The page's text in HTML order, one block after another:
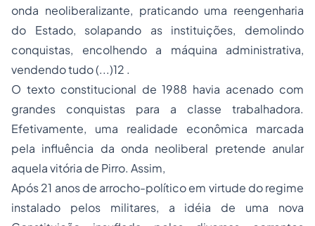
onda neoliberalizante, praticando uma reengenharia
do Estado, solapando as instituições, demolindo
conquistas, encolhendo a máquina administrativa,
vendendo tudo (...)12 .
O texto constitucional de 1988 havia acenado com
grandes conquistas para a classe trabalhadora.
Efetivamente, uma realidade econômica marcada
pela influência da onda neoliberal pretende anular
aquelavitória de Pirro. Assim,
Após 21 anos de arrocho-político em virtude do regime
instalado pelos militares, a idéia de uma nova